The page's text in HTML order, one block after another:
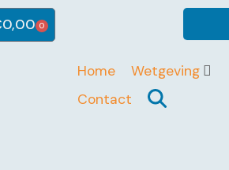
0,00 0
Home Wetgeving
Contact